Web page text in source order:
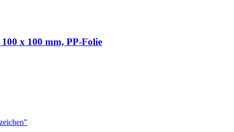
x 100 mm, PP-Folie